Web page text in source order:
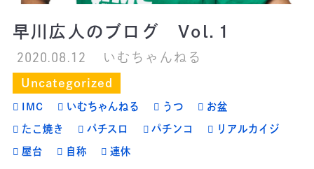
早川広人のブログ Vol.１
2020.08.12
いむちゃんねる
Uncategorized
IMC いむちゃんねる うつ お盆
たこ焼き パチスロ パチンコ リアルカイジ
屋台 自称 連休